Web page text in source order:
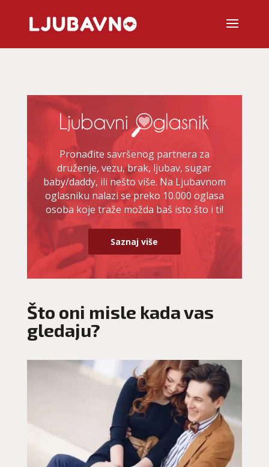
Pronađite savršenog partnera za
druženje, vezu, brak, ljubav, sugar
baby/daddy, ili nešto više. Na Ljubavnom
oglasniku nalazi se preko 10.000 oglasa
osoba koje traže možda baš isto što i ti!
Saznaj više
Što oni misle kada vas
gledaju?